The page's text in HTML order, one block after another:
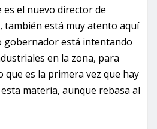
es el nuevo director de
está muy atento aquí
gobernador está intentando
en la zona, para
que es la primera vez que hay
materia, aunque rebasa al